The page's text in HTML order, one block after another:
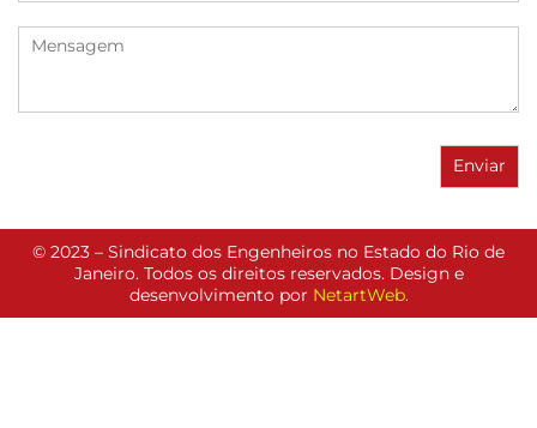
© 2023 – Sindicato dos Engenheiros no Estado do Rio de
Janeiro. Todos os direitos reservados. Design e
desenvolvimento por NetartWeb.